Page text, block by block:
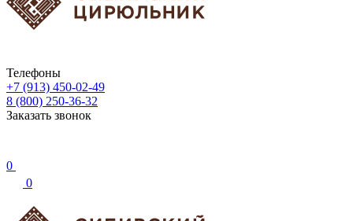
Телефоны
+7 (913) 450-02-49
8 (800) 250-36-32
Заказать звонок
0
0